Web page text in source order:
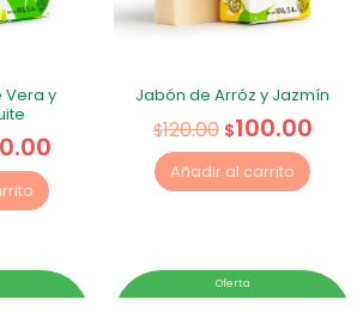
Vera y
Jabón de Arróz y Jazmín
$120.00 $100.00
Añadir al carrito
Oferta